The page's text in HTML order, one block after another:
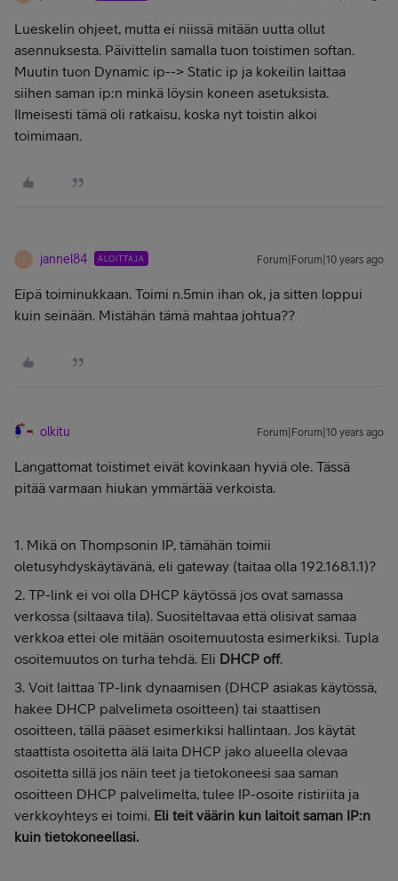
Lueskelin ohjeet, mutta ei niissä mitään uutta ollut
asennuksesta. Päivittelin samalla tuon toistimen softan.
Muutin tuon Dynamic ip--> Static ip ja kokeilin laittaa
siihen saman ip:n minkä löysin koneen asetuksista.
Ilmeisesti tämä oli ratkaisu, koska nyt toistin alkoi
toimimaan.
J jannel84 ALOITTAJA Forum|Forum|10 years ago
Eipä toiminukkaan. Toimi n.5min ihan ok, ja sitten loppui
kuin seinään. Mistähän tämä mahtaa johtua??
olkitu Forum|Forum|10 years ago
Langattomat toistimet eivät kovinkaan hyviä ole. Tässä
pitää varmaan hiukan ymmärtää verkoista.
1. Mikä on Thompsonin IP, tämähän toimii
oletusyhdyskäytävänä, eli gateway (taitaa olla 192.168.1.1)?
2. TP-link ei voi olla DHCP käytössä jos ovat samassa
verkossa (siltaava tila). Suositeltavaa että olisivat samaa
verkkoa ettei ole mitään osoitemuutosta esimerkiksi. Tupla
osoitemuutos on turha tehdä. Eli DHCP off.
3. Voit laittaa TP-link dynaamisen (DHCP asiakas käytössä,
hakee DHCP palvelimeta osoitteen) tai staattisen
osoitteen, tällä pääset esimerkiksi hallintaan. Jos käytät
staattista osoitetta älä laita DHCP jako alueella olevaa
osoitetta sillä jos näin teet ja tietokoneesi saa saman
osoitteen DHCP palvelimelta, tulee IP-osoite ristiriita ja
verkkoyhteys ei toimi. Eli teit väärin kun laitoit saman IP:n
kuin tietokoneellasi.